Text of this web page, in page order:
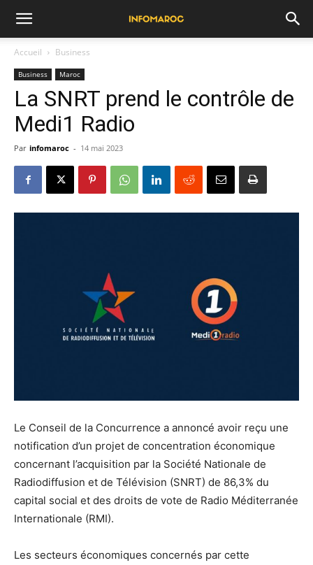
Accueil Business
Business Maroc
La SNRT prend le contrôle de
Medi1 Radio
Par infomaroc - 14 mai 2023
Le Conseil de la Concurrence a annoncé avoir reçu une
notification d’un projet de concentration économique
concernant l’acquisition par la Société Nationale de
Radiodiffusion et de Télévision (SNRT) de 86,3% du
capital social et des droits de vote de Radio Méditerranée
Internationale (RMI).
Les secteurs économiques concernés par cette